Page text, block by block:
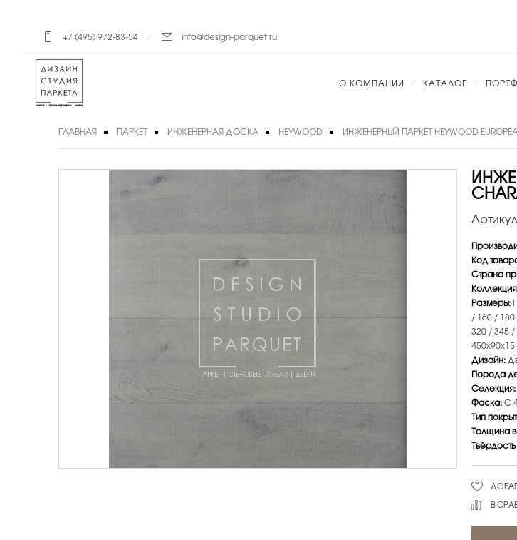
+7 (495) 972-83-54 info@design-parquet.ru
О КОМПАНИИ КАТАЛОГ
ГЛАВНАЯ ПАРКЕТ ИНЖЕНЕРНАЯ ДОСКА HEYWOOD ИНЖЕНЕРНЫЙ ПАРКЕТ HEYWOOD
Код
Страна
Размеры:
/ 160 /
320 / 345 /
Дизайн:
Порода
Селекция:
Фаска:С
Тип
Толщина
В